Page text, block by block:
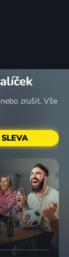
zrušit. Vše